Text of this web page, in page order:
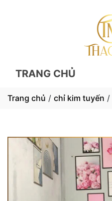
TRANG CHỦ
Trang chủ / chỉ kim tuyến /